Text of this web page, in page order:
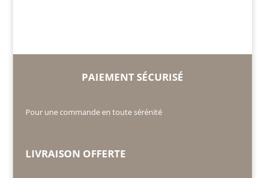
PAIEMENT SÉCURISÉ
Pour une commande en toute sérénité
LIVRAISON OFFERTE